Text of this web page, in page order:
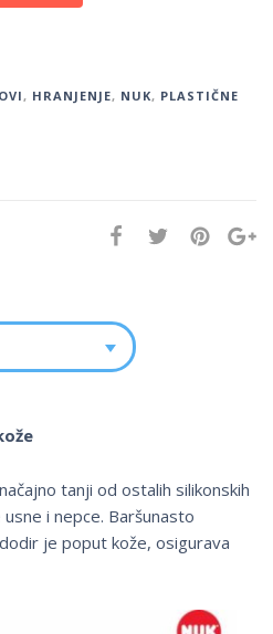
, HRANJENJE, NUK, PLASTIČNE
tanji od ostalih silikonskih
i nepce. Baršunasto
je poput kože, osigurava